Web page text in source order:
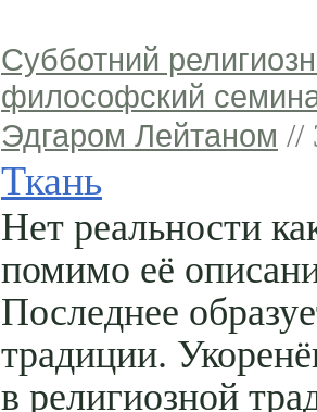
Субботний
философский
Эдгаром Лейтаном //
Ткань
Нет реальности
помимо её
Последнее
традиции.
в религиозной